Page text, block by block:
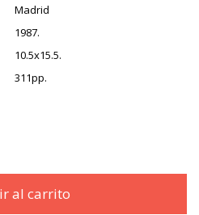
Madrid
1987.
10.5x15.5.
311pp.
al carrito